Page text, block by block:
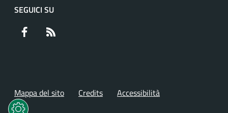
SEGUICI SU
Facebook
Mappa del sito Credits Accessibilità